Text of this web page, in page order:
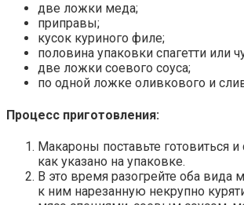
две ложки меда;
приправы;
кусок куриного филе;
половина упаковки спагетти или
две ложки соевого соуса;
по одной ложке оливкового и
Процесс приготовления:
Макароны поставьте готовиться и
как указано на упаковке.
В это время разогрейте оба вида
к ним нарезанную некрупно